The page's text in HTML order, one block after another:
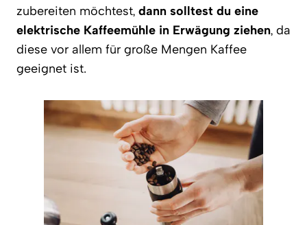
zubereiten möchtest, dann solltest du eine
elektrische Kaffeemühle in Erwägung ziehen, da
diese vor allem für große Mengen Kaffee
geeignet ist.